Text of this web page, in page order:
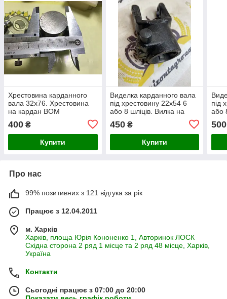
Хрестовина карданного
вала 32х76. Хрестовина
на кардан ВОМ
400 ₴
Купити
Виделка карданного вала
під хрестовину 22х54 6
або 8 шліців. Вилка на
450₴
Купити
під
або
500
Про нас
99% позитивних з 121 відгука за рік
Працює з 12.04.2011
м. Харків
Харків, площа Юрія Кононенко 1, Авторинок ЛОСК
Східна сторона 2 ряд 1 місце та 2 ряд 48 місце, Харків,
Україна
Контакти
Сьогодні працює з 07:00 до 20:00